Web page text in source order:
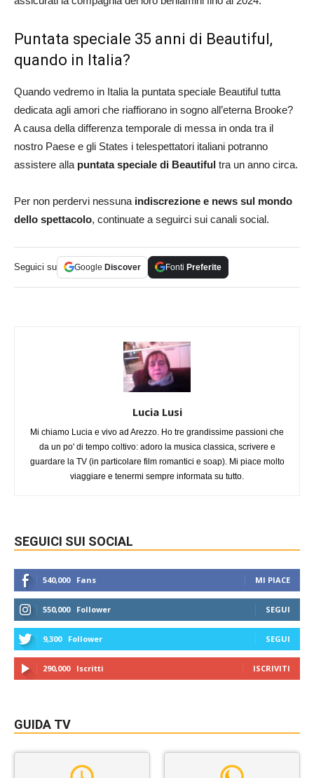
Puntata speciale 35 anni di Beautiful,
quando in Italia?
Quando vedremo in Italia la puntata speciale Beautiful tutta
dedicata agli amori che riaffiorano in sogno all’eterna Brooke?
A causa della differenza temporale di messa in onda tra il
nostro Paese e gli States i telespettatori italiani potranno
assistere alla puntata speciale di Beautiful tra un anno circa.
Per non perdervi nessuna indiscrezione e news sul mondo
dello spettacolo, continuate a seguirci sui canali social.
Seguici su Google Discover Fonti Preferite
Lucia Lusi
Mi chiamo Lucia e vivo ad Arezzo. Ho tre grandissime passioni che
da un po' di tempo coltivo: adoro la musica classica, scrivere e
guardare la TV (in particolare film romantici e soap). Mi piace molto
viaggiare e tenermi sempre informata su tutto.
SEGUICI SUI SOCIAL
540,000 Fans MI PIACE
550,000 Follower SEGUI
9,300 Follower SEGUI
290,000 Iscritti ISCRIVITI
GUIDA TV